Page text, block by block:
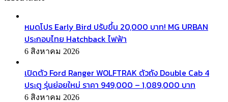
หมดโปร Early Bird ปรับขึ้น 20,000 บาท! MG URBAN
ประกอบไทย Hatchback ไฟฟ้า
6 สิงหาคม 2026
เปิดตัว Ford Ranger WOLFTRAK ตัวถัง Double Cab 4
ประตู รุ่นย่อยใหม่ ราคา 949,000 – 1,089,000 บาท
6 สิงหาคม 2026